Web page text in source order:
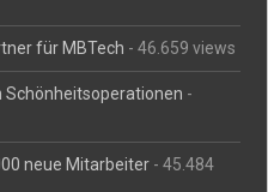
für MBTech - 46.659 views
Schönheitsoperationen -
neue Mitarbeiter - 45.484